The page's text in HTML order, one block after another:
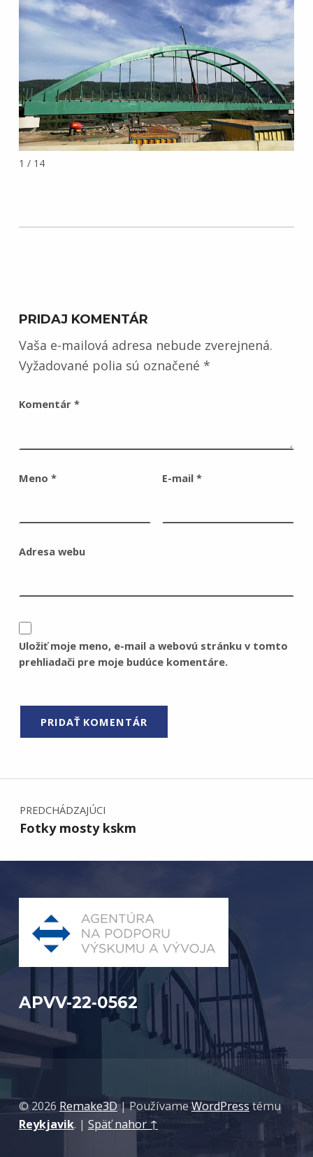
1 / 14
PRIDAJ KOMENTÁR
Vaša e-mailová adresa nebude zverejnená.
Vyžadované polia sú označené *
Komentár *
Meno * E-mail *
Adresa webu
Uložiť moje meno, e-mail a webovú stránku v tomto
prehliadači pre moje budúce komentáre.
Navigácia v článku
PREDCHÁDZAJÚCI
Fotky mosty kskm
APVV-22-0562
© 2026 Remake3D|Používame WordPresstému
Reykjavik. | Späť nahor ↑